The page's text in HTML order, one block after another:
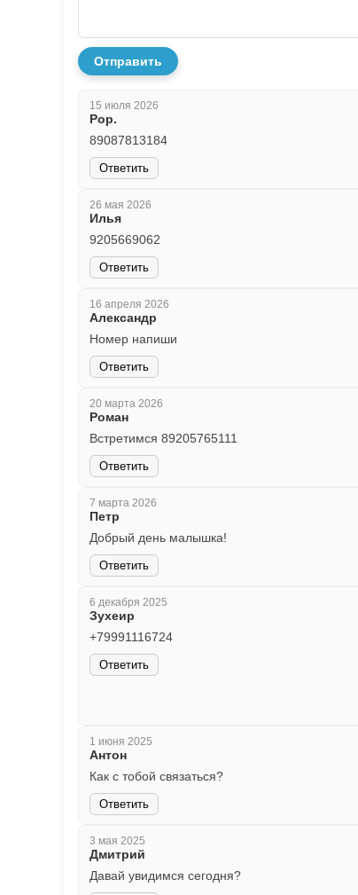
Отправить
15 июля 2026
Рор.
89087813184
Ответить
26 мая 2026
Илья
9205669062
Ответить
16 апреля 2026
Александр
Номер напиши
Ответить
20 марта 2026
Роман
Встретимся 89205765111
Ответить
7 марта 2026
Петр
Добрый день малышка!
Ответить
6 декабря 2025
Зухеир
+79991116724
Ответить
1 июня 2025
Антон
Как с тобой связаться?
Ответить
3 мая 2025
Дмитрий
Давай увидимся сегодня?